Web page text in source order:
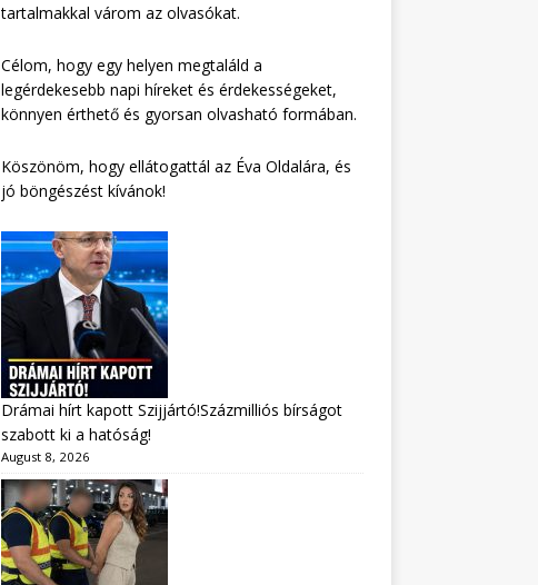
tartalmakkal várom az olvasókat.
Célom, hogy egy helyen megtaláld a
legérdekesebb napi híreket és érdekességeket,
könnyen érthető és gyorsan olvasható formában.
Köszönöm, hogy ellátogattál az Éva Oldalára, és
jó böngészést kívánok!
Drámai hírt kapott Szijjártó!Százmilliós bírságot
szabott ki a hatóság!
August 8, 2026